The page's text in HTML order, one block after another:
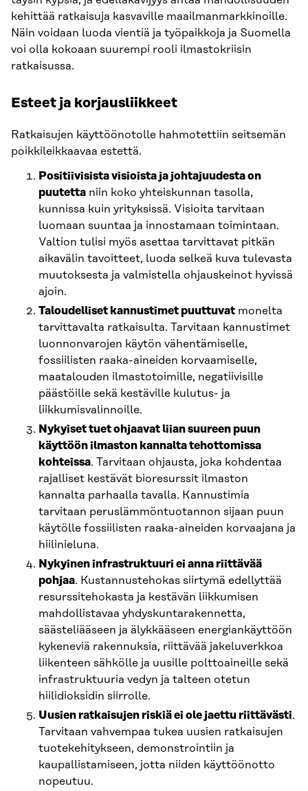
kehittää ratkaisuja kasvaville maailmanmarkkinoille.
Näin voidaan luoda vientiä ja työpaikkoja ja Suomella
voi olla kokoaan suurempi rooli ilmastokriisin
ratkaisussa.
Esteet ja korjausliikkeet
Ratkaisujen käyttöönotolle hahmotettiin seitsemän
poikkileikkaavaa estettä.
Positiivisista visioista ja johtajuudesta on
puutetta niin koko yhteiskunnan tasolla,
kunnissa kuin yrityksissä. Visioita tarvitaan
luomaan suuntaa ja innostamaan toimintaan.
Valtion tulisi myös asettaa tarvittavat pitkän
aikavälin tavoitteet, luoda selkeä kuva tulevasta
muutoksesta ja valmistella ohjauskeinot hyvissä
ajoin.
Taloudelliset kannustimet puuttuvat monelta
tarvittavalta ratkaisulta. Tarvitaan kannustimet
luonnonvarojen käytön vähentämiselle,
fossiilisten raaka-aineiden korvaamiselle,
maatalouden ilmastotoimille, negatiivisille
päästöille sekä kestäville kulutus- ja
liikkumisvalinnoille.
Nykyiset tuet ohjaavat liian suureen puun
käyttöön ilmaston kannalta tehottomissa
kohteissa. Tarvitaan ohjausta, joka kohdentaa
rajalliset kestävät bioresurssit ilmaston
kannalta parhaalla tavalla. Kannustimia
tarvitaan peruslämmöntuotannon sijaan puun
käytölle fossiilisten raaka-aineiden korvaajana ja
hiilinieluna.
Nykyinen infrastruktuuri ei anna riittävää
pohjaa. Kustannustehokas siirtymä edellyttää
resurssitehokasta ja kestävän liikkumisen
mahdollistavaa yhdyskuntarakennetta,
säästeliääseen ja älykkääseen energiankäyttöön
kykeneviä rakennuksia, riittävää jakeluverkkoa
liikenteen sähkölle ja uusille polttoaineille sekä
infrastruktuuria vedyn ja talteen otetun
hiilidioksidin siirrolle.
Uusien ratkaisujen riskiä ei ole jaettu riittävästi.
Tarvitaan vahvempaa tukea uusien ratkaisujen
tuotekehitykseen, demonstrointiin ja
kaupallistamiseen, jotta niiden käyttöönotto
nopeutuu.